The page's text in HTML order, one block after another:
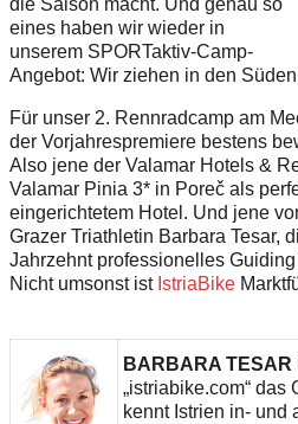
die Saison macht. Und genau so
eines haben wir wieder in
unserem SPORTaktiv-Camp-
Angebot: Wir ziehen in den
Für unser 2. Rennradcamp am
der Vorjahrespremiere bestens
Also jene der Valamar Hotels &
Valamar Pinia 3* in Poreč als
eingerichtetem Hotel. Und jene
Grazer Triathletin Barbara Tesar,
Jahrzehnt professionelles
Nicht umsonst ist IstriaBike
BARBARA TESAR
„istriabike.com“ das
kennt Istrien in- und